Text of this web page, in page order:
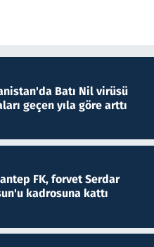
Batı Nil virüsü
geçen yıla göre arttı
FK, forvet Serdar
kadrosuna kattı